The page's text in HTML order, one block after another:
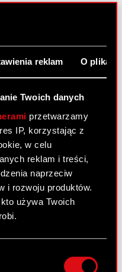
reklam O
Twoich danych
przetwarzamy
IP, korzystając z
w celu
reklam i treści,
naprzeciw
i rozwoju produktów.
używa Twoich
Twojej
Wolności